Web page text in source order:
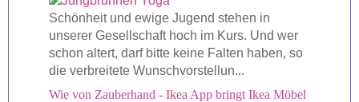
Schönheit und ewige Jugend stehen in
unserer Gesellschaft hoch im Kurs. Und wer
schon altert, darf bitte keine Falten haben, so
die verbreitete Wunschvorstellun...
Wie von Zauberhand - Ikea App bringt Ikea Möbel